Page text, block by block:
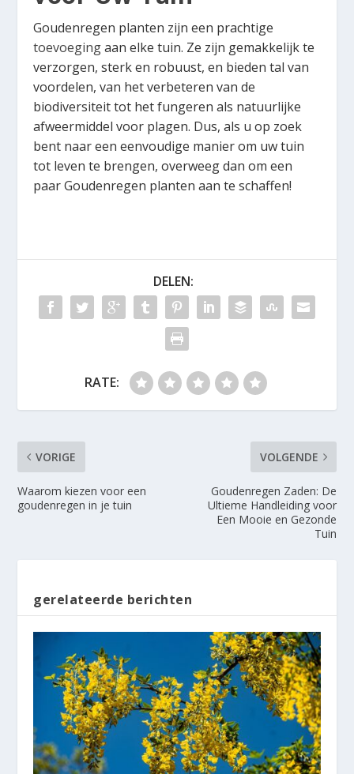
Goudenregen planten zijn een prachtige
toevoegingaan elke tuin. Ze zijn gemakkelijk te
verzorgen, sterk en robuust, en bieden tal van
voordelen, van het verbeteren van de
biodiversiteit tot het fungeren als natuurlijke
afweermiddel voor plagen. Dus, als u op zoek
bent naar een eenvoudige manier om uw tuin
tot leven te brengen, overweeg dan om een
paar Goudenregen planten aan te schaffen!
DELEN:
RATE:
VORIGE
Waarom kiezen voor een
goudenregen in je tuin
VOLGENDE
Goudenregen Zaden: De
Ultieme Handleiding voor
Een Mooie en Gezonde
Tuin
gerelateerde berichten